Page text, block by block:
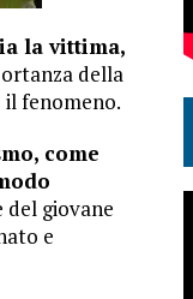
la vittima,
della
fenomeno.
come
giovane
e